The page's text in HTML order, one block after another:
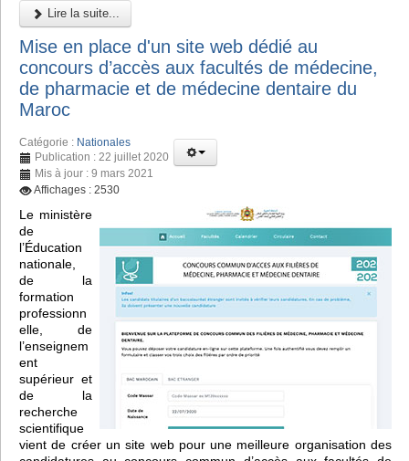
Lire la suite...
Mise en place d'un site web dédié au
concours d’accès aux facultés de médecine,
de pharmacie et de médecine dentaire du
Maroc
Catégorie : Nationales
Publication : 22 juillet 2020
Mis à jour : 9 mars 2021
Affichages : 2530
Le ministère
de
l’Éducation
nationale,
de la
formation
professionn
elle, de
l’enseignem
ent
supérieur et
de la
recherche
scientifique
vient de créer un site web pour une meilleure organisation des